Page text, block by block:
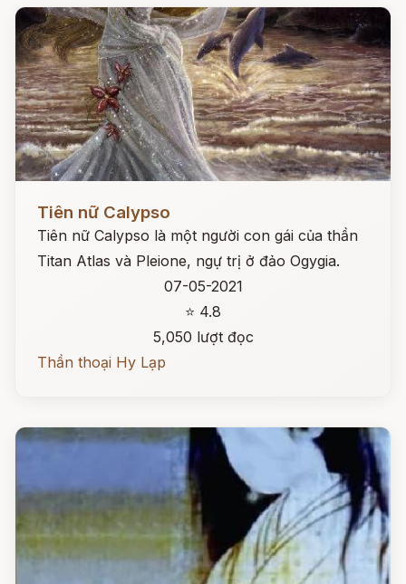
Tiên nữ Calypso
Tiên nữ Calypso là một người con gái của thần
Titan Atlas và Pleione, ngự trị ở đảo Ogygia.
07-05-2021
⭐ 4.8
5,050 lượt đọc
Thần thoại Hy Lạp